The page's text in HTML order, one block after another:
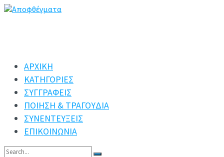
ΑΡΧΙΚΗ
ΚΑΤΗΓΟΡΙΕΣ
ΣΥΓΓΡΑΦΕΙΣ
ΠΟΙΗΣΗ & ΤΡΑΓΟΥΔΙΑ
ΣΥΝΕΝΤΕΥΞΕΙΣ
ΕΠΙΚΟΙΝΩΝΙΑ